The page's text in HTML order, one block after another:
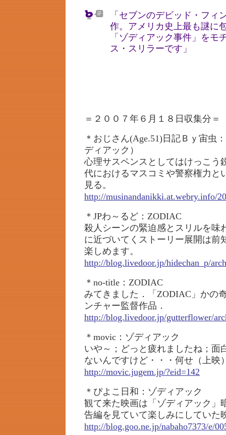
「セブンのデビッド・フィ
作。アメリカ史上最も謎に
「ゾディアック事件」をモ
ス・スリラーです」
＝２００７年６月１８日収集分＝
＊おじさん(Age.51)日記Ｂｙ宙虫
ディアック）
心理サスペンスとしてはけっこう
代におけるマスコミや警察権力と
見る。
http://musinandanikki.at.webry.info/
＊JPわ～るど：ZODIAC
殺人シーンの緊迫感とスリルを味
に近づいてくストーリー展開は前
楽しめます。
http://blog.livedoor.jp/hidechan_p/
＊no-title：ZODIAC
みてきました．「ZODIAC」かの
ンチャー監督作品．
http://blog.livedoor.jp/gutterflower/
＊movic：ゾディアック
いや～；どっと疲れましたね；面
ないんですけど・・・何せ（上映
http://movic.jugem.jp/?eid=142
＊ぴよこ日和：ゾディアック
観て来た映画は「ゾディアック」
告編を見ていて楽しみにしていた
http://blog.goo.ne.jp/nabaho7373/e/